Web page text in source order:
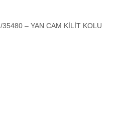
– YAN CAM KİLİT KOLU